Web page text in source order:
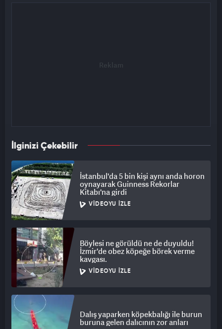
İlginizi Çekebilir
İstanbul'da 5 bin kişi aynı anda horon
oynayarak Guinness Rekorlar
Kitabı'na girdi
VIDEOYU İZLE
Böylesi ne görüldü ne de duyuldu!
İzmir'de obez köpeğe börek verme
kavgası.
VIDEOYU İZLE
Dalış yaparken köpekbalığı ile burun
buruna gelen dalıcının zor anları